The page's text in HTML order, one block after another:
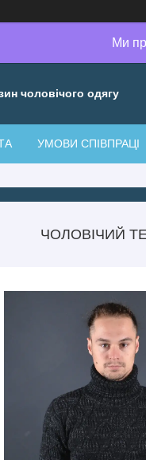
Ми
чоловічого одягу
УМОВИ СПІВПРАЦІ
ЧОЛОВІЧИЙ